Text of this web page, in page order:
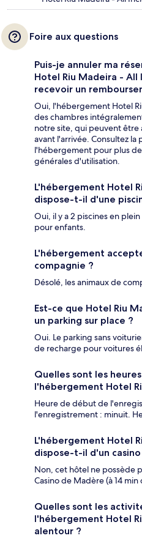
Foire aux questions
Puis-je annuler ma
Hotel Riu Madeira - All
recevoir un
Oui, l'hébergement Hotel
des chambres
notre site, qui peuvent être
avant l'arrivée. Consultez
l'hébergement pour plus
générales d'utilisation.
L'hébergement Hotel
dispose-t-il d'une
Oui, il y a 2 piscines en
pour enfants.
L'hébergement
compagnie ?
Désolé, les animaux de
Est-ce que Hotel Riu
un parking sur place ?
Oui. Le parking sans
de recharge pour voitures
Quelles sont les
l'hébergement Hotel
Heure de début de
l'enregistrement : minuit.
L'hébergement Hotel
dispose-t-il d'un casino
Non, cet hôtel ne possède
Casino de Madère (à 14
Quelles sont les
l'hébergement Hotel
alentour ?